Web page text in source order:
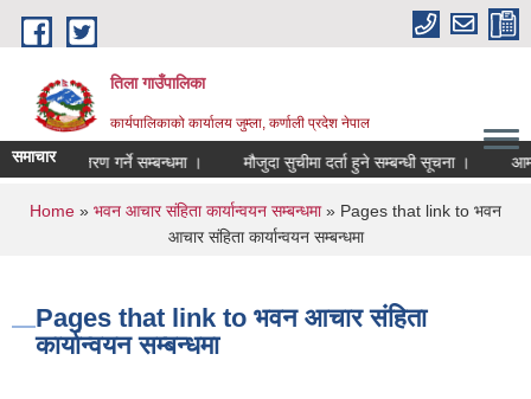
Skip to main content
तिला गाउँपालिका
कार्यपालिकाको कार्यालय जुम्ला, कर्णाली प्रदेश नेपाल
समाचार
विक्रि वितरण गर्ने सम्बन्धमा । मौजुदा सुचीमा दर्ता हुने सम्बन्धी सूचना ।
You are here
Home » भवन आचार संहिता कार्यान्वयन सम्बन्धमा» Pages that link to भवन
आचार संहिता कार्यान्वयन सम्बन्धमा
Pages that link to भवन आचार संहिता
कार्यान्वयन सम्बन्धमा